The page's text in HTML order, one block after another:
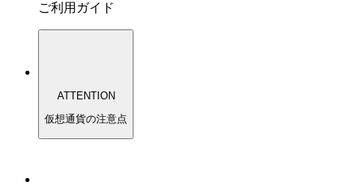
ご利用ガイド
ATTENTION
仮想通貨の注意点